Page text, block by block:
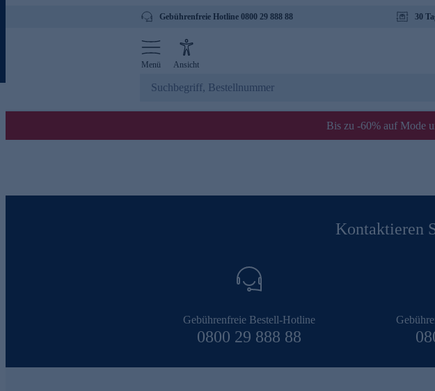
Gebührenfreie Hotline 0800 29 888 88 30
Menü Ansicht
Bis zu -60% auf Mode
Kontaktieren
Gebührenfreie Bestell-Hotline
0800 29 888 88